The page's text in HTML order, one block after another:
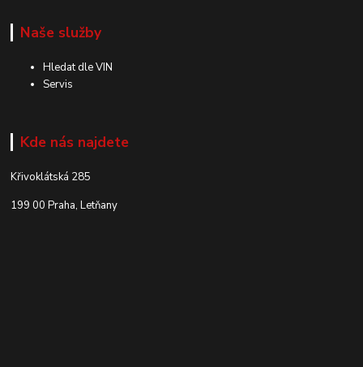
Naše služby
Hledat dle VIN
Servis
Kde nás najdete
Křivoklátská 285
199 00 Praha, Letňany